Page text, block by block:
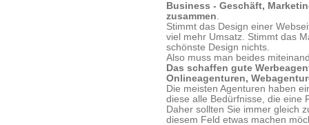
Business - Geschäft,
zusammen.
Stimmt das Design einer
viel mehr Umsatz. Stimmt das
schönste Design nichts.
Also muss man beides
Das schaffen gute
Onlineagenturen,
Die meisten Agenturen haben
diese alle Bedürfnisse, die eine
Daher sollten Sie immer gleich
diesem Feld etwas machen